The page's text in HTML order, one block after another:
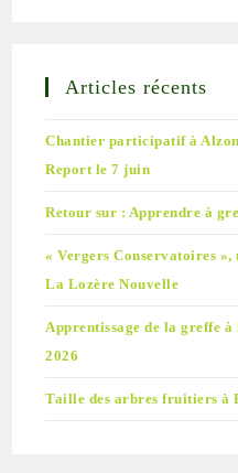
Articles récents
Chantier participatif à
Report le 7 juin
Retour sur : Apprendre à
« Vergers Conservatoires
La Lozère Nouvelle
Apprentissage de la greffe
2026
Taille des arbres fruitiers à